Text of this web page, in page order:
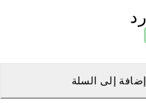
إضافة إلى السلة